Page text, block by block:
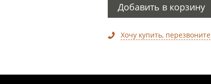
Добавить в корзину
Хочу купить, перезвоните